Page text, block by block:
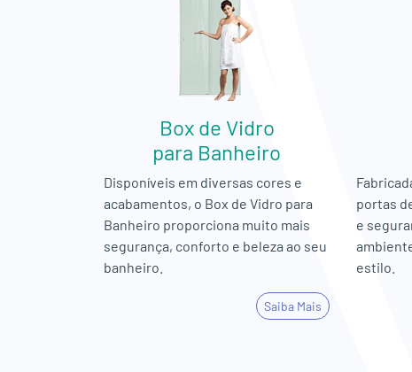
Box de Vidro
para Banheiro
Disponíveis em diversas cores e
acabamentos, o Box de Vidro para
Banheiro proporciona muito mais
segurança, conforto e beleza ao seu
banheiro.
Saiba Mais
portas
e
estilo.